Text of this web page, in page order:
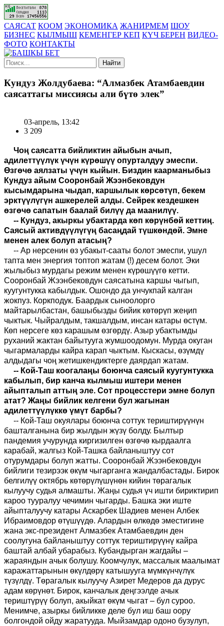
САЯСАТ КООМ ЭКОНОМИКА ЖАНИРМЕМ ШОУ
БИЗНЕС КЫЛМЫШ КЕМЕНГЕР КЕП КҮЧ БЕРЕН ВИДЕО-
ФОТО КОНТАКТЫ
Найти
Кундуз Жолдубаева: “Алмазбек Атамбаевдин
саясаттагы миссиясы али бүтө элек”
03-апрель, 13:42
3 209
Чоң саясатта бийликтин айыбын ачып,
адилеттүүлүк үчүн күрөшүү опурталдуу эмеспи.
Өзгөчө аялзаты үчүн кыйын. Биздин каарманыбыз
Кундуз айым Сооронбай Жээнбековдун
кысымдарына чыдап, каршылык көрсөтүп, бекем
эрктүүлүгүн ашкерелей алды. Сейрек кездешкен
өзгөчө сапатын баалай билүү да маанилүү.
-- Кундуз, акыркы убактарда көп көрүнбөй кеттиң.
Саясый активдүүлүгүң басаңдай түшкөндөй. Эмне
менен алек болуп атасың?
-- Ар нерсенин өз убакыт-сааты болот эмеспи, ушул
тапта мен энергия топтоп жатам (!) десем болот. Эки
жылыбыз мурдагы режим менен күрөшүүгө кетти.
Сооронбай Жээнбековдун саясатына каршы чыгып,
куугунтукка кабылдык. Ошондо да унчукпай калган
жокпуз. Коркподук. Баардык сыноолорго
майтарылбастан, башыбызды бийик көтөрүп жеңип
чыктык. Чыйралдым, такшалдым, инсан катары өстүм.
Көп нерсеге көз карашым өзгөрдү. Азыр убактымды
руханий жактан байытууга жумшоодомун. Мурда окуган
чыгармаларды кайра карап чыктым. Кыскасы, өзүмдү
алдыдагы чоң жетишкендиктерге даярдап жатам.
-- Кой-Таш коогалаңы боюнча саясый куугунтукка
кабылып, бир канча кылмыш иштери менен
айыпталып аттың эле. Сот процесстери эмне болуп
атат? Жаңы бийлик келгени бул жагынан
адилеттүүлүккө үмүт барбы?
-- Кой-Таш окуялары боюнча соттук териштирүүнүн
башталганына бир жылдын жүзү болду. Былтыр
пандемия учурунда киргизилген өзгөчө кырдаалга
карабай, жалгыз Кой-Ташка байланыштуу сот
отурумдары болуп жатты. Сооронбай Жээнбековдун
бийлиги тезирээк өкүм чыгарганга жандалбастады. Бирок
белгилүү октябрь көтөрүлүшүнөн кийин төрагалык
кылуучу судья алмашты. Жаңы судья үч ишти бириктирип
кароо тууралуу чечимин чыгарды. Башка эки иште
айыпталуучу катары Аскарбек Шадиев менен Албек
Ибраимовдор өтүшүүдө. Алардын өлкөдө эместигине
жана экс-президент Алмазбек Атамбаевдин ден
соолугуна байланыштуу соттук териштирүүнү кайра
баштай албай убарабыз. Кубандырган жагдайы –
жараяндын ачык болушу. Коомчулук, массалык маалымат
каражаттарынын өкүлдөрү катышууга мүмкүнчүлүк
түзүлдү. Төрагалык кылуучу Азирет Медеров да дурус
адам көрүнөт. Бирок, канчалык деңгээлде ачык
териштүрүү болуп, акыйкат өкүм чыгат – бул суроо.
Менимче, азыркы бийликке деле бул иш баш оору
болгондой ойду жаратууда. Мыйзамдар одоно бузулуп,